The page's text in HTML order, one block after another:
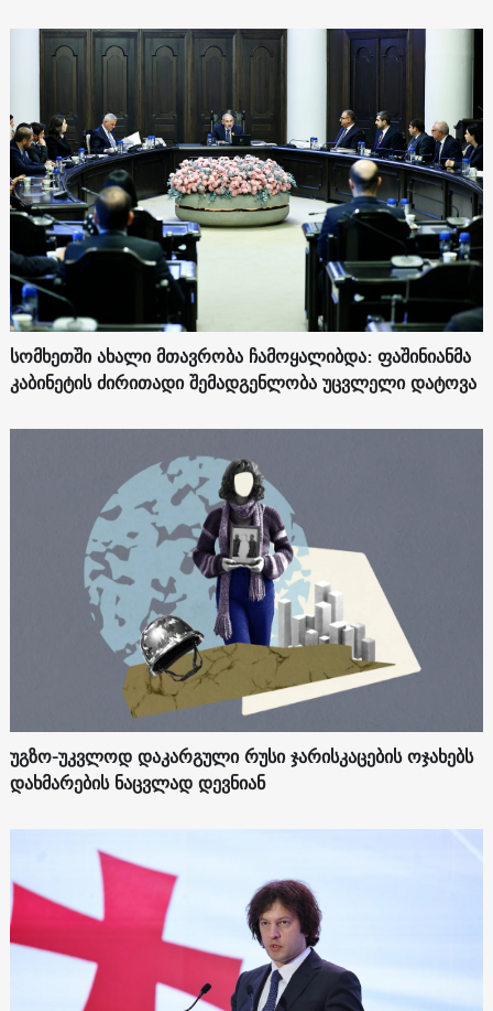
სომხეთში ახალი მთავრობა ჩამოყალიბდა: ფაშინიანმა
კაბინეტის ძირითადი შემადგენლობა უცვლელი დატოვა
უგზო-უკვლოდ დაკარგული რუსი ჯარისკაცების ოჯახებს
დახმარების ნაცვლად დევნიან